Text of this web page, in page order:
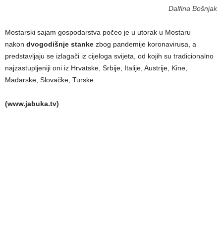
Dalfina Bošnjak
Mostarski sajam gospodarstva počeo je u utorak u Mostaru
nakon dvogodišnje stanke zbog pandemije koronavirusa, a
predstavljaju se izlagači iz cijeloga svijeta, od kojih su tradicionalno
najzastupljeniji oni iz Hrvatske, Srbije, Italije, Austrije, Kine,
Mađarske, Slovačke, Turske.
(www.jabuka.tv)